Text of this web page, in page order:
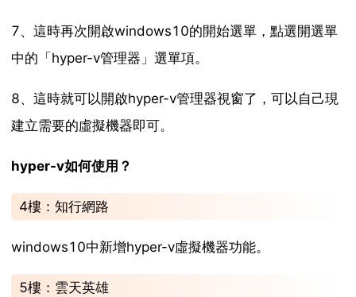
7、這時再次開啟windows10的開始選單，點選開選單
中的「hyper-v管理器」選單項。
8、這時就可以開啟hyper-v管理器視窗了，可以自己現
建立需要的虛擬機器即可。
hyper-v如何使用？
4樓：知行網路
windows10中新增hyper-v虛擬機器功能。
5樓：雲天英雄